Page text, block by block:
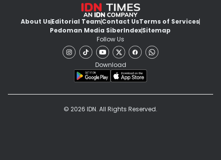
About UsEditorial TeamContact UsTerms of Services
Pedoman Media SiberIndexSitemap
Follow Us
Download
© 2026 IDN. All Rights Reserved.